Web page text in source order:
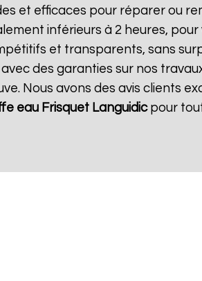
et efficaces pour réparer ou
inférieurs à 2 heures, pour
et transparents, sans
des garanties sur nos
Nous avons des avis clients
eau Frisquet Languidicpour